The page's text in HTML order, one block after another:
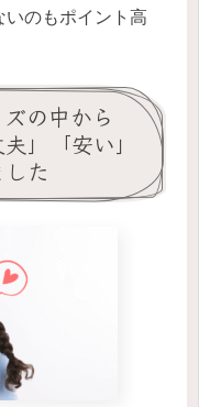
いのもポイント高
の中から
」「安い」
た